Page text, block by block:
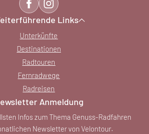
Links
Unterkünfte
Destinationen
Radtouren
Fernradwege
Radreisen
Anmeldung
Infos zum Thema Genuss-Radfahren
Newsletter von Velontour.